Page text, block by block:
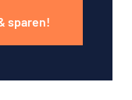
sparen!